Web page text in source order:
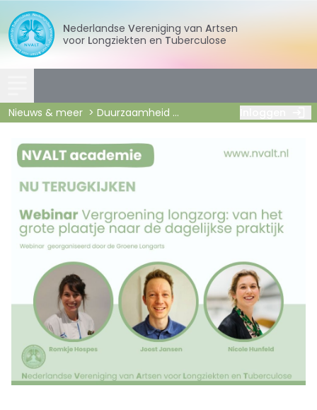
Nederlandse Vereniging van
Artsen
voor Longziekten en Tuberculose
Nieuws & meer Duurzaamheid